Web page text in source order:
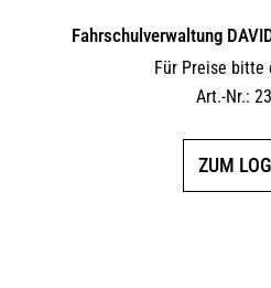
Fahrschulverwaltung
Für Preise bitte
Art.-Nr.:
ZUM